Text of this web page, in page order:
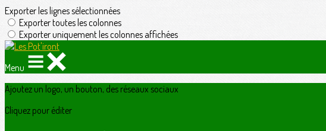
Exporter les lignes sélectionnées
Exporter toutes les colonnes
Exporter uniquement les colonnes affichées
Menu
Ajoutez un logo, un bouton, des réseaux sociaux
Cliquez pour éditer